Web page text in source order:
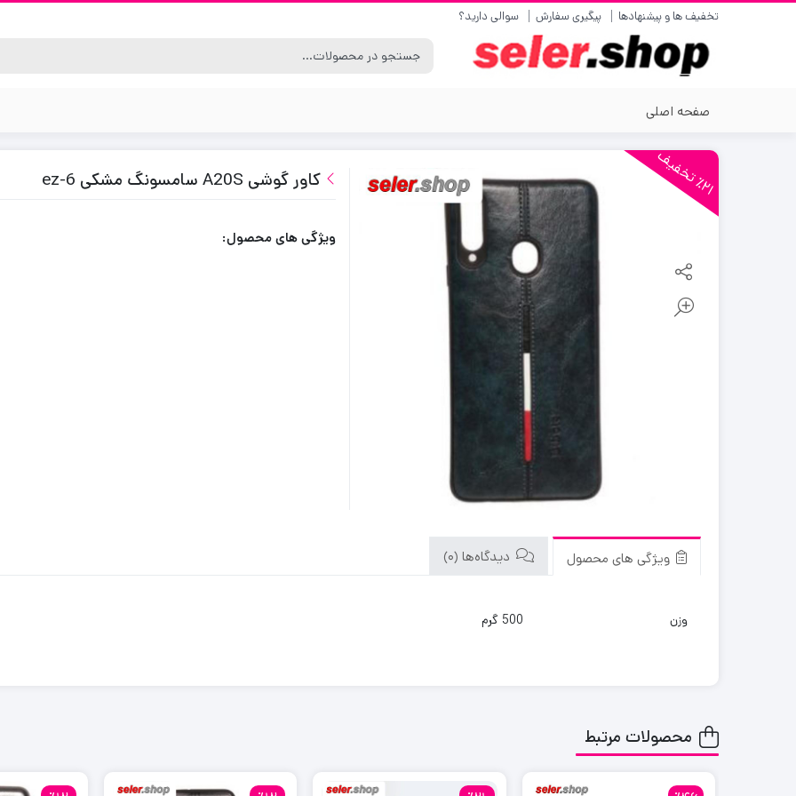
تخفیف ها و پیشنهادها پیگیری سفارش سوالی دارید؟
صفحه اصلی
٪2
1
ت
خ
ف
یف کاور گوشی A20S سامسونگ مشکی ez-6
ویژگی های محصول:
ویژگی های محصول دیدگاه‌ها (0)
وزن 500 گرم
محصولات مرتبط